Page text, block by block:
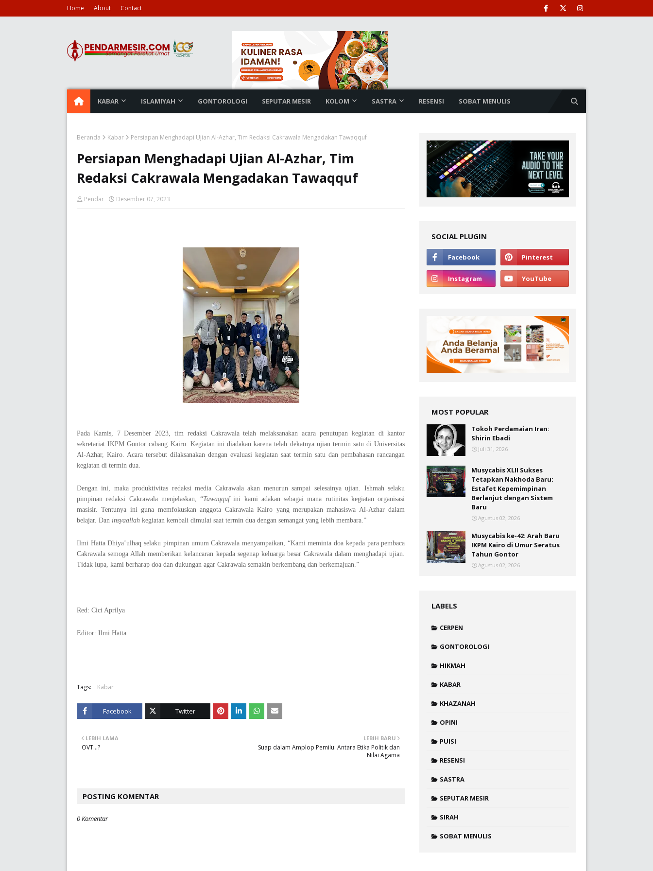
Home About Contact
KABAR ISLAMIYAH GONTOROLOGI SEPUTAR MESIR KOLOM SASTRA RESENSI SOBAT MENULIS
Beranda Kabar Persiapan Menghadapi Ujian Al-Azhar, Tim Redaksi Cakrawala Mengadakan Tawaqquf
Persiapan Menghadapi Ujian Al-Azhar, Tim
Redaksi Cakrawala Mengadakan Tawaqquf
Pendar Desember 07, 2023
Pada Kamis, 7 Desember 2023, tim redaksi Cakrawala telah melaksanakan acara penutupan kegiatan di kantor
sekretariat IKPM Gontor cabang Kairo. Kegiatan ini diadakan karena telah dekatnya ujian termin satu di Universitas
Al-Azhar, Kairo. Acara tersebut dilaksanakan dengan evaluasi kegiatan saat termin satu dan pembahasan rancangan
kegiatan di termin dua.
Dengan ini, maka produktivitas redaksi media Cakrawala akan menurun sampai selesainya ujian. Ishmah selaku
pimpinan redaksi Cakrawala menjelaskan, “Tawaqqufini kami adakan sebagai mana rutinitas kegiatan organisasi
masisir. Tentunya ini guna memfokuskan anggota Cakrawala Kairo yang merupakan mahasiswa Al-Azhar dalam
belajar. Dan insyaallah kegiatan kembali dimulai saat termin dua dengan semangat yang lebih membara.”
Ilmi Hatta Dhiya’ulhaq selaku pimpinan umum Cakrawala menyampaikan, “Kami meminta doa kepada para pembaca
Cakrawala semoga Allah memberikan kelancaran kepada segenap keluarga besar Cakrawala dalam menghadapi ujian.
Tidak lupa, kami berharap doa dan dukungan agar Cakrawala semakin berkembang dan berkemajuan.”
Red: Cici Aprilya
Editor: Ilmi Hatta
Tags: Kabar
Facebook Twitter
LEBIH BARU
Suap dalam Amplop Pemilu: Antara Etika Politik dan
Nilai Agama
LEBIH LAMA
OVT...?
POSTING KOMENTAR
0 Komentar
SOCIAL PLUGIN
MOST POPULAR
Tokoh Perdamaian Iran:
Shirin Ebadi
Juli 31, 2026
Musycabis XLII Sukses
Tetapkan Nakhoda Baru:
Estafet Kepemimpinan
Berlanjut dengan Sistem
Baru
Agustus 02, 2026
Musycabis ke-42: Arah Baru
IKPM Kairo di Umur Seratus
Tahun Gontor
Agustus 02, 2026
LABELS
CERPEN
GONTOROLOGI
HIKMAH
KABAR
KHAZANAH
OPINI
PUISI
RESENSI
SASTRA
SEPUTAR MESIR
SIRAH
SOBAT MENULIS